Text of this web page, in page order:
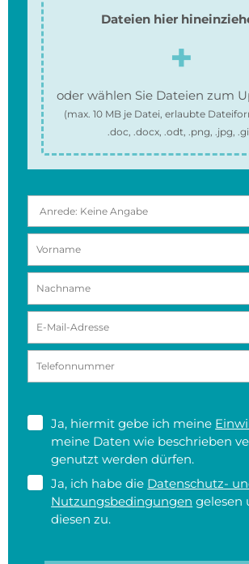
Dateien hier
oder wählen Sie Dateien zum
(max. 10 MBje Datei, erlaubte
.doc, .docx, .odt, .png, .jpg,
Ja, hiermit gebe ich meine
meine Daten wie beschrieben
genutzt werden dürfen.
Ja, ich habe die Datenschutz-
Nutzungsbedingungen gelesen
diesen zu.